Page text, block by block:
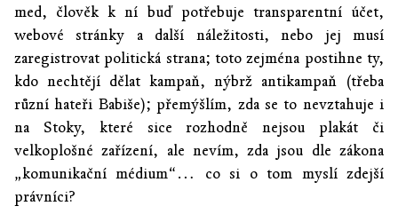
med, člověk k ní buď potřebuje transparentní účet,
webové stránky a další náležitosti, nebo jej musí
zaregistrovat politická strana; toto zejména postihne ty,
kdo nechtějí dělat kampaň, nýbrž antikampaň (třeba
různí hateři Babiše); přemýšlím, zda se to nevztahuje i
na Stoky, které sice rozhodně nejsou plakát či
velkoplošné zařízení, ale nevím, zda jsou dle zákona
„komunikační médium“… co si o tom myslí zdejší
právníci?